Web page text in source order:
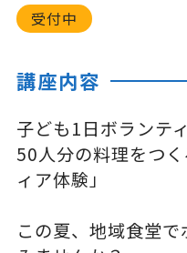
受付中
講座内容
子ども1日ボランテ
50人分の料理をつ
ィア体験」
この夏、地域食堂